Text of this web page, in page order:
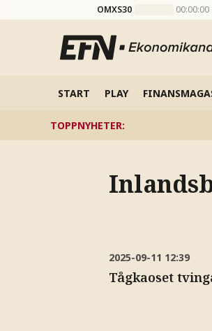
OMXS30 00:00:00
START PLAY
TOPPNYHETER:
2025-09-11 12:39
Tågkaoset